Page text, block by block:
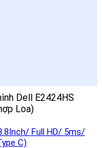
Dell E2424HS
Loa)